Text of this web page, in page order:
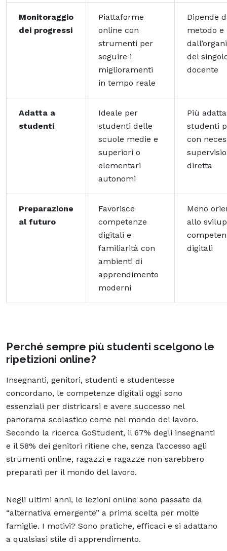
Monitoraggio
dei progressi
Piattaforme
online con
strumenti per
seguire i
miglioramenti
in tempo reale
Dipende
metodo e
del
docente
Adatta a
studenti
Ideale per
studenti delle
scuole medie e
superiori o
elementari
autonomi
Più
studenti
con
diretta
Preparazione
al futuro
Favorisce
competenze
digitali e
familiarità con
ambienti di
apprendimento
moderni
Meno
allo
digitali
Perché sempre più studenti scelgono le
ripetizioni online?
Insegnanti, genitori, studenti e studentesse
concordano, le competenze digitali oggi sono
essenziali per districarsi e avere successo nel
panorama scolastico come nel mondo del lavoro.
Secondo la ricerca GoStudent, il 67% degli insegnanti
e il 58% dei genitori ritiene che, senza l’accesso agli
strumenti online, ragazzi e ragazze non sarebbero
preparati per il mondo del lavoro.
Negli ultimi anni, le lezioni online sono passate da
“alternativa emergente” a prima scelta per molte
famiglie. I motivi? Sono pratiche, efficaci e si adattano
a qualsiasi stile di apprendimento.